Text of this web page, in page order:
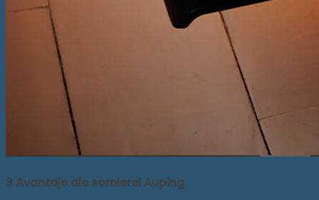
3 Avantaje ale somierei Auping